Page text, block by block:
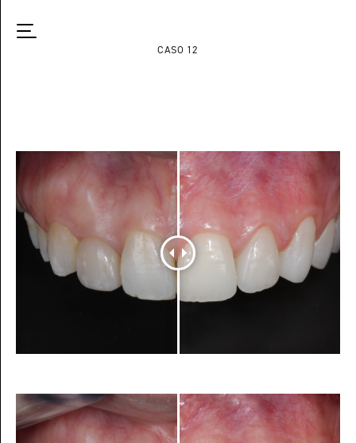
CASO 12